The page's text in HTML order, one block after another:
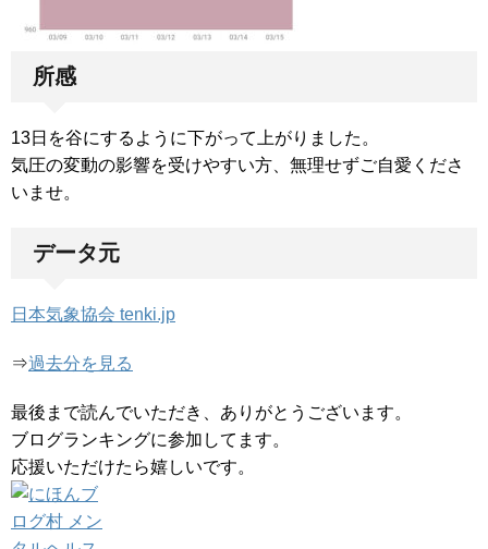
所感
13日を谷にするように下がって上がりました。
気圧の変動の影響を受けやすい方、無理せずご自愛くださ
いませ。
データ元
日本気象協会 tenki.jp
⇒過去分を見る
最後まで読んでいただき、ありがとうございます。
ブログランキングに参加してます。
応援いただけたら嬉しいです。